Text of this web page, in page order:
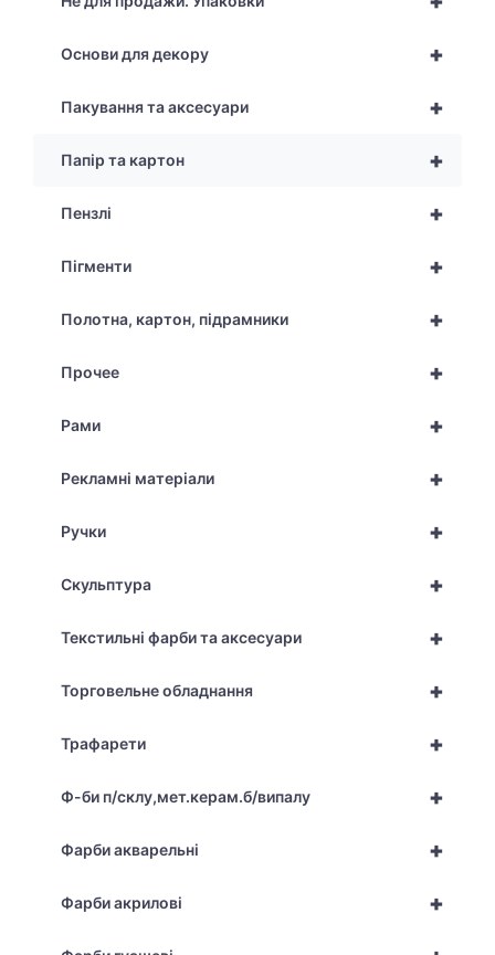
+
Основи для декору
+
Пакування та аксесуари
+
Папір та картон
+
Пензлі
+
Пігменти
+
Полотна, картон, підрамники
+
Прочее
+
Рами
+
Рекламні матеріали
+
Ручки
+
Скульптура
+
Текстильні фарби та аксесуари
+
Торговельне обладнання
+
Трафарети
+
Ф-би п/склу,мет.керам.б/випалу
+
Фарби акварельні
+
Фарби акрилові